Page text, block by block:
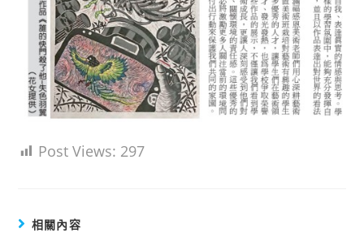
Post Views: 297
相關內容